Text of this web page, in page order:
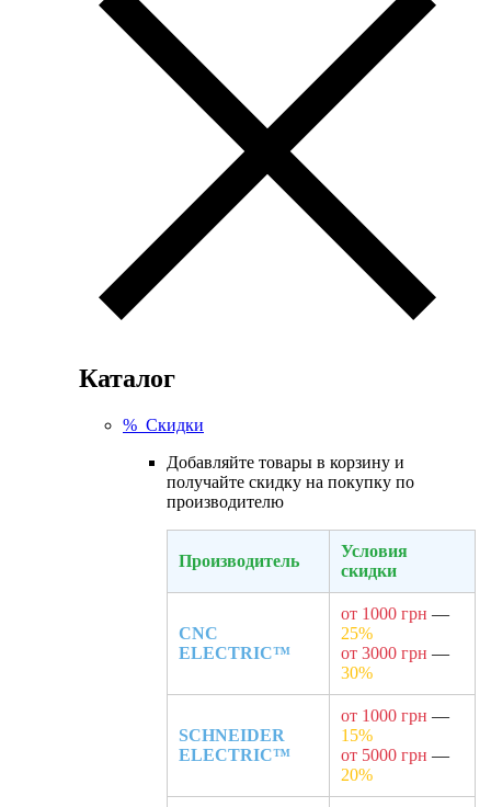
Каталог
% Скидки
Добавляйте товары в корзину и
получайте скидку на покупку по
производителю
Производитель
Условия
скидки
CNC
ELECTRIC™
от 1000 грн —
25%
от 3000 грн —
30%
SCHNEIDER
ELECTRIC™
от 1000 грн —
15%
от 5000 грн —
20%